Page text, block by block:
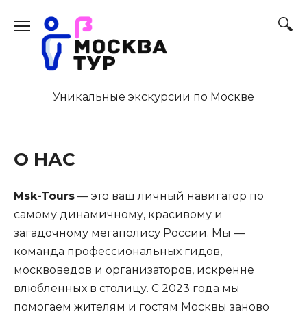
содержанию
Уникальные экскурсии по Москве
О НАС
Msk-Tours — это ваш личный навигатор по
самому динамичному, красивому и
загадочному мегаполису России. Мы —
команда профессиональных гидов,
москвоведов и организаторов, искренне
влюбленных в столицу. С 2023 года мы
помогаем жителям и гостям Москвы заново